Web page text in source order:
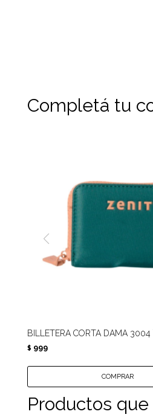
Completá tu
BILLETERA CORTA DAMA 3004
$ 999
Productos